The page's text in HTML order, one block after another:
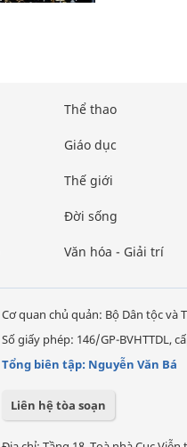
Thể thao
Giáo dục
Thế giới
Đời sống
Văn hóa - Giải trí
Cơ quan chủ quản: Bộ Dân tộc và
Số giấy phép: 146/GP-BVHTTDL,
Tổng biên tập: Nguyễn Văn Bá
Liên hệ tòa soạn